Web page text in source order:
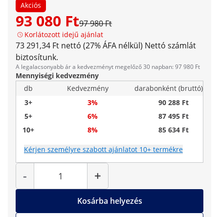
Akciós
93 080 Ft97 980 Ft
Korlátozott idejű ajánlat
73 291,34 Ft nettó (27% ÁFA nélkül) Nettó számlát
biztosítunk.
A legalacsonyabb ár a kedvezményt megelőző 30 napban: 97 980 Ft
Mennyiségi kedvezmény
db
Kedvezmény
darabonként (bruttó)
3+
3%
90 288 Ft
5+
6%
87 495 Ft
10+
8% 85 634 Ft
Kérjen személyre szabott ajánlatot 10+ termékre
-
Mennyiség
+
Kosárba helyezés